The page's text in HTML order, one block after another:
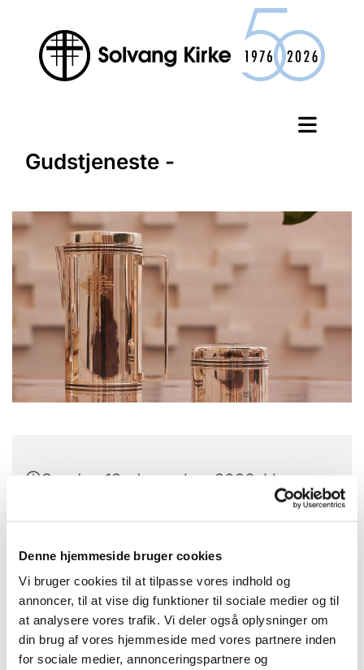
Denne hjemmeside bruger cookies
Vi bruger cookies til at tilpasse vores indhold og
annoncer, til at vise dig funktioner til sociale medier og til
at analysere vores trafik. Vi deler også oplysninger om
din brug af vores hjemmeside med vores partnere inden
for sociale medier, annonceringspartnere og
Gudstjeneste -
Søndag 13. december 2026, kl.
Solvang Kirke, Remisevej 10, 2300
København S
Jonatan Hauge Noldegaard